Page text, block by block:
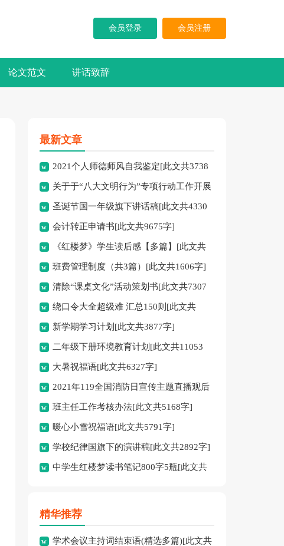
会员登录 会员注册
论文范文 讲话致辞
最新文章
2021个人师德师风自我鉴定[此文共3738
字] 关于于“八大文明行为”专项行动工作开展
情况的汇报[此文共879字]
圣诞节国一年级旗下讲话稿[此文共4330
字] 会计转正申请书[此文共9675字]
《红楼梦》学生读后感【多篇】[此文共
2616字]
班费管理制度（共3篇）[此文共1606字]
清除“课桌文化”活动策划书[此文共7307
字] 绕口令大全超级难 汇总150则[此文共
11183字]
新学期学习计划[此文共3877字]
二年级下册环境教育计划[此文共11053
字] 大暑祝福语[此文共6327字]
2021年119全国消防日宣传主题直播观后
感[此文共3846字]
班主任工作考核办法[此文共5168字]
暖心小雪祝福语[此文共5791字]
学校纪律国旗下的演讲稿[此文共2892字]
中学生红楼梦读书笔记800字5瓶[此文共
精华推荐
学术会议主持词结束语(精选多篇)[此文共